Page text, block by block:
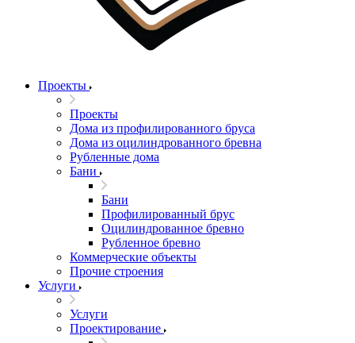
Проекты
Проекты
Дома из профилированного бруса
Дома из оцилиндрованного бревна
Рубленные дома
Бани
Бани
Профилированный брус
Оцилиндрованное бревно
Рубленное бревно
Коммерческие объекты
Прочие строения
Услуги
Услуги
Проектирование